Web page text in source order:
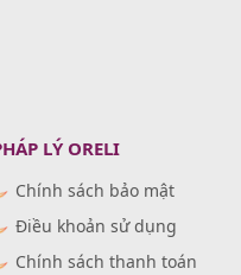
LÝ ORELI
Chính sách bảo mật
Điều khoản sử dụng
Chính sách thanh toán